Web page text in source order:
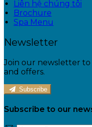
Liên hệ chúng tôi
Brochure
Spa Menu
Newsletter
Join our newsletter
and offers.
Subscribe
Subscribe to our